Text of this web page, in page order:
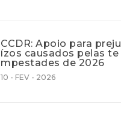
CCDR: Apoio para preju
ízos causados pelas te
mpestades de 2026
10 - FEV - 2026